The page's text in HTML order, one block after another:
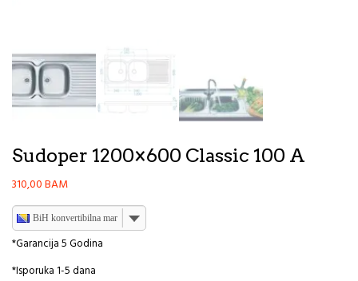
Sudoper 1200×600 Classic 100 A
310,00BAM
BiH konvertibilna marka
*Garancija 5 Godina
*Isporuka 1-5 dana